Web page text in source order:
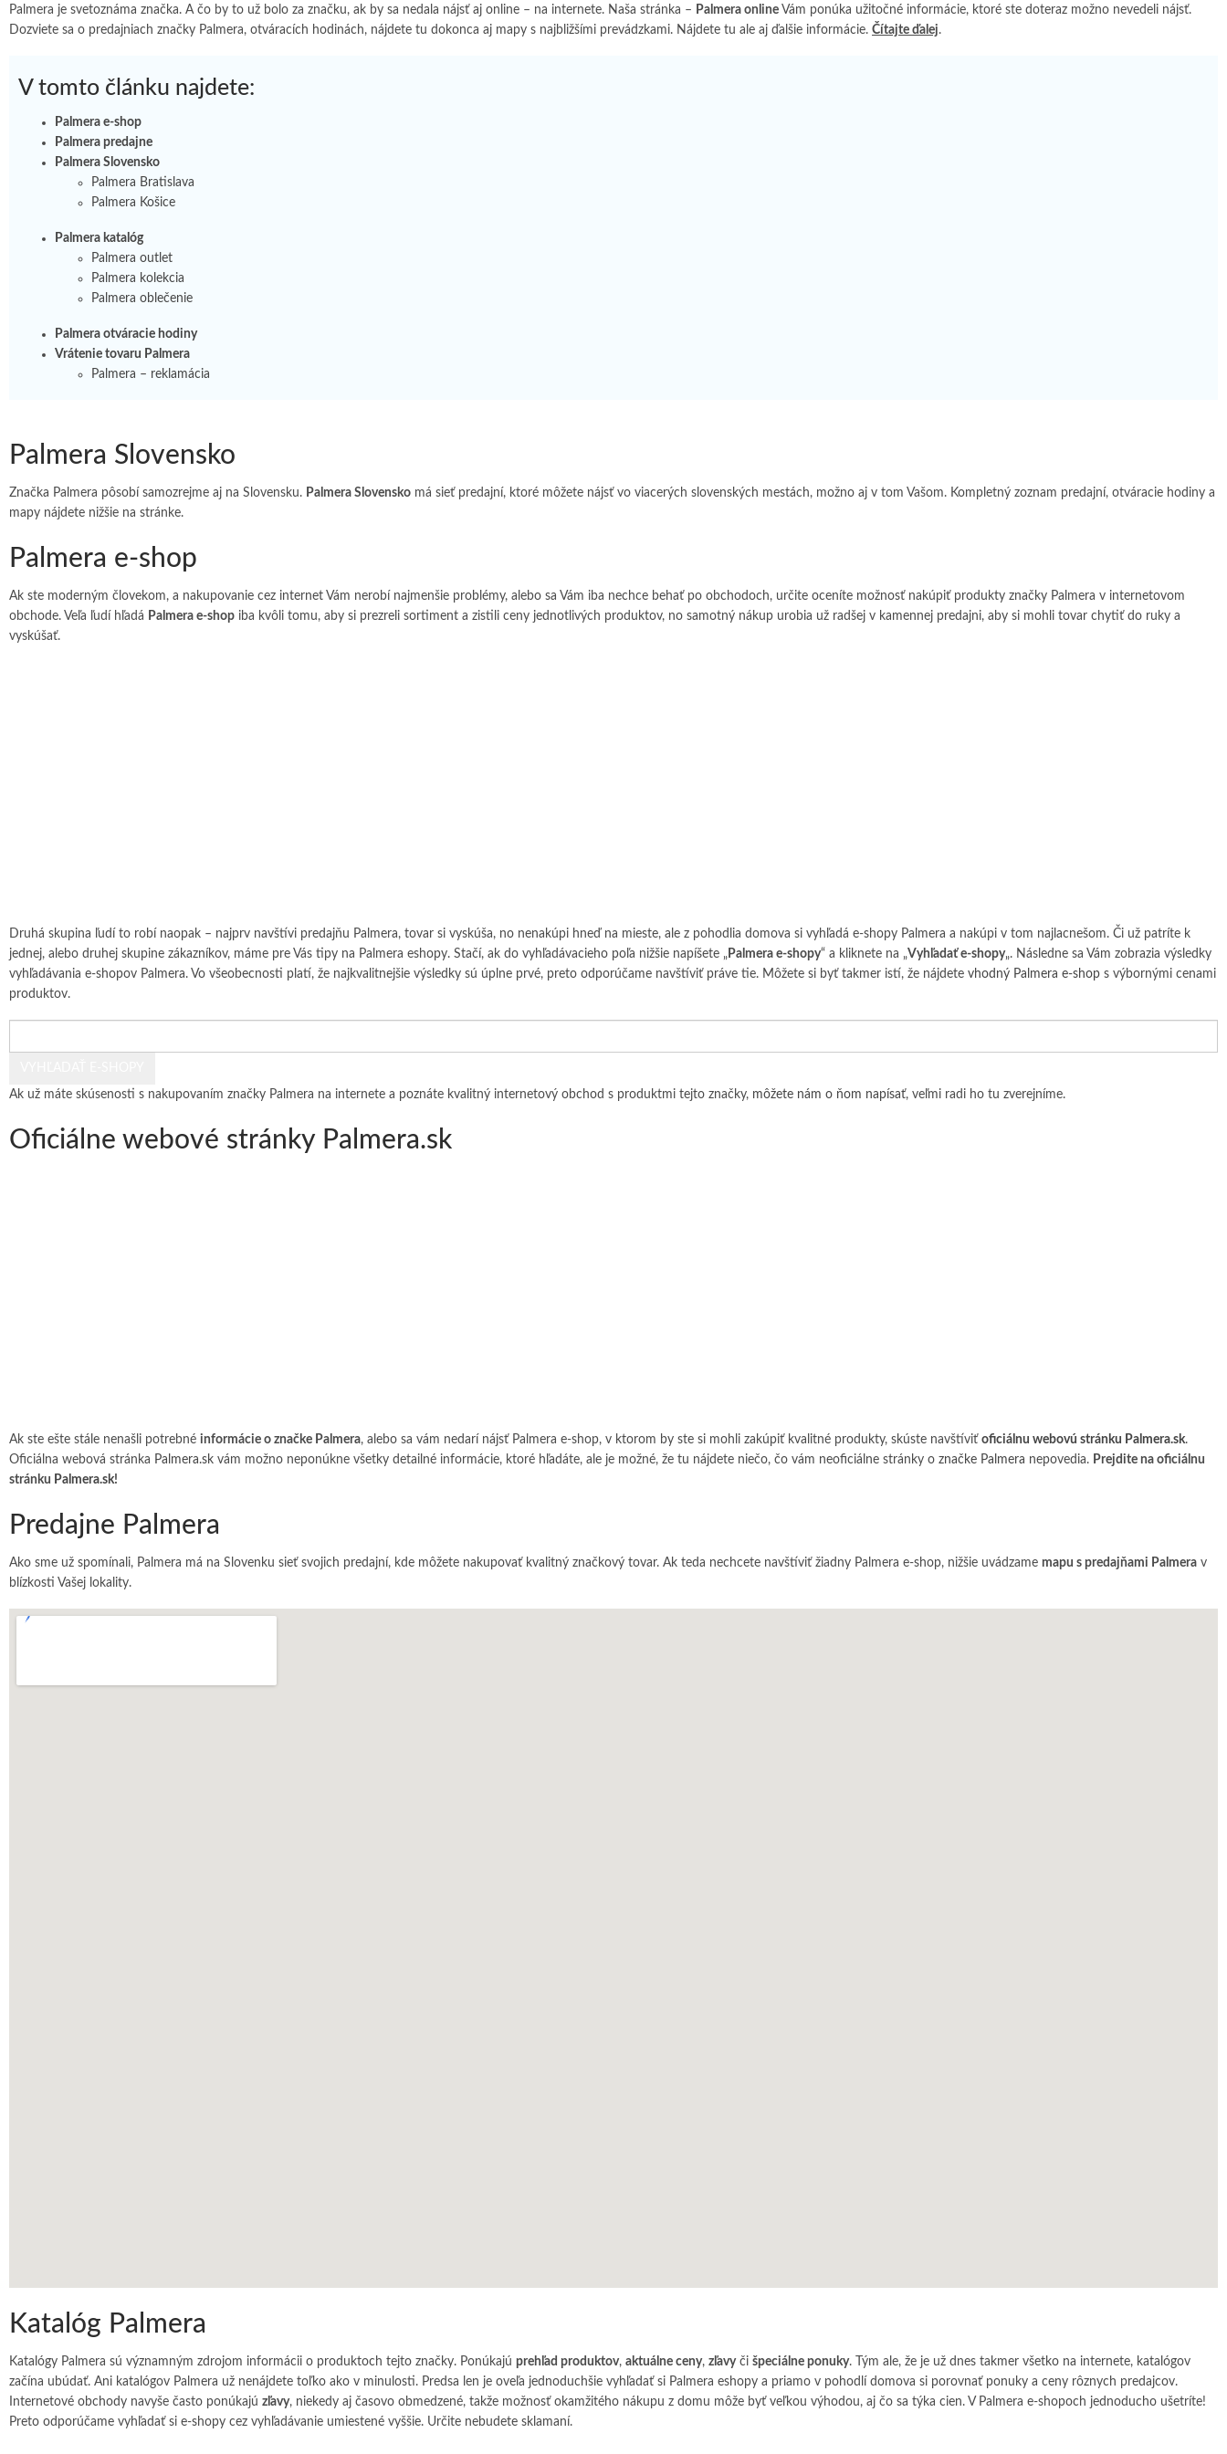
Palmera je svetoznáma značka. A čo by to už bolo za značku, ak by sa nedala nájsť aj online – na internete. Naša stránka – Palmera online Vám ponúka užitočné informácie, ktoré ste doteraz možno nevedeli nájsť.
Dozviete sa o predajniach značky Palmera, otváracích hodinách, nájdete tu dokonca aj mapy s najbližšími prevádzkami. Nájdete tu ale aj ďalšie informácie. Čítajte ďalej.
V tomto článku najdete:
Palmera e-shop
Palmera predajne
Palmera Slovensko
Palmera Bratislava
Palmera Košice
Palmera katalóg
Palmera outlet
Palmera kolekcia
Palmera oblečenie
Palmera otváracie hodiny
Vrátenie tovaru Palmera
Palmera – reklamácia
Palmera Slovensko
Značka Palmera pôsobí samozrejme aj na Slovensku. Palmera Slovensko má sieť predajní, ktoré môžete nájsť vo viacerých slovenských mestách, možno aj v tom Vašom. Kompletný zoznam predajní, otváracie hodiny a
mapy nájdete nižšie na stránke.
Palmera e-shop
Ak ste moderným človekom, a nakupovanie cez internet Vám nerobí najmenšie problémy, alebo sa Vám iba nechce behať po obchodoch, určite oceníte možnosť nakúpiť produkty značky Palmera v internetovom
obchode. Veľa ľudí hľadá Palmera e-shop iba kvôli tomu, aby si prezreli sortiment a zistili ceny jednotlivých produktov, no samotný nákup urobia už radšej v kamennej predajni, aby si mohli tovar chytiť do ruky a
vyskúšať.
Druhá skupina ľudí to robí naopak – najprv navštívi predajňu Palmera, tovar si vyskúša, no nenakúpi hneď na mieste, ale z pohodlia domova si vyhľadá e-shopy Palmera a nakúpi v tom najlacnešom. Či už patríte k
jednej, alebo druhej skupine zákazníkov, máme pre Vás tipy na Palmera eshopy. Stačí, ak do vyhľadávacieho poľa nižšie napíšete „ Palmera e-shopy“ a kliknete na „Vyhľadať e-shopy„. Následne sa Vám zobrazia výsledky
vyhľadávania e-shopov Palmera. Vo všeobecnosti platí, že najkvalitnejšie výsledky sú úplne prvé, preto odporúčame navštíviť práve tie. Môžete si byť takmer istí, že nájdete vhodný Palmera e-shop s výbornými cenami
produktov.
Ak už máte skúsenosti s nakupovaním značky Palmera na internete a poznáte kvalitný internetový obchod s produktmi tejto značky, môžete nám o ňom napísať, veľmi radi ho tu zverejníme.
Oficiálne webové stránky Palmera.sk
Ak ste ešte stále nenašli potrebné informácie o značke Palmera, alebo sa vám nedarí nájsť Palmera e-shop, v ktorom by ste si mohli zakúpiť kvalitné produkty, skúste navštíviť oficiálnu webovú stránku Palmera.sk.
Oficiálna webová stránka Palmera.sk vám možno neponúkne všetky detailné informácie, ktoré hľadáte, ale je možné, že tu nájdete niečo, čo vám neoficiálne stránky o značke Palmera nepovedia. Prejdite na oficiálnu
stránku Palmera.sk!
Predajne Palmera
Ako sme už spomínali, Palmera má na Slovenku sieť svojich predajní, kde môžete nakupovať kvalitný značkový tovar. Ak teda nechcete navštíviť žiadny Palmera e-shop, nižšie uvádzame mapu s predajňami Palmera v
blízkosti Vašej lokality.
Katalóg Palmera
Katalógy Palmera sú významným zdrojom informácii o produktoch tejto značky. Ponúkajú prehľad produktov, aktuálne ceny, zľavyči špeciálne ponuky. Tým ale, že je už dnes takmer všetko na internete, katalógov
začína ubúdať. Ani katalógov Palmera už nenájdete toľko ako v minulosti. Predsa len je oveľa jednoduchšie vyhľadať si Palmera eshopy a priamo v pohodlí domova si porovnať ponuky a ceny rôznych predajcov.
Internetové obchody navyše často ponúkajú zľavy, niekedy aj časovo obmedzené, takže možnosť okamžitého nákupu z domu môže byť veľkou výhodou, aj čo sa týka cien. V Palmera e-shopoch jednoducho ušetríte!
Preto odporúčame vyhľadať si e-shopy cez vyhľadávanie umiestené vyššie. Určite nebudete sklamaní.